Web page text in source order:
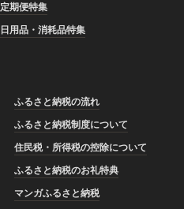
定期便特集
日用品・消耗品特集
ふるさと納税の流れ
ふるさと納税制度について
住民税・所得税の控除について
ふるさと納税のお礼特典
マンガふるさと納税